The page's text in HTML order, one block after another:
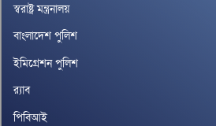
স্বরাষ্ট্র মন্ত্রনালয়
বাংলাদেশ পুলিশ
ইমিগ্রেশন পুলিশ
র‌্যাব
পিবিআই